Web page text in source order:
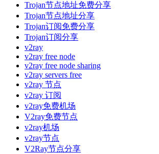
Trojan节点地址免费分享
Trojan节点地址分享
Trojan订阅免费分享
Trojan订阅分享
v2ray
v2ray free node
v2ray free node sharing
v2ray servers free
v2ray 节点
v2ray 订阅
v2ray免费机场
V2ray免费节点
v2ray机场
v2ray节点
V2Ray节点分享